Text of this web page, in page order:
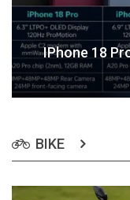
IPhone 18
BIKE